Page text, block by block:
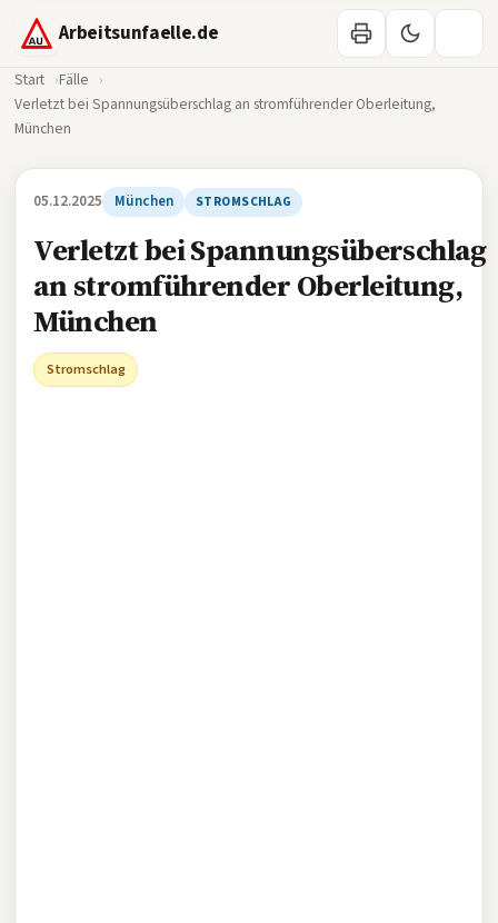
Arbeitsunfaelle.de
Start
Fälle
Verletzt bei Spannungsüberschlag an stromführender Oberleitung,
München
05.12.2025 München STROMSCHLAG
Verletzt bei Spannungsüberschlag
an stromführender Oberleitung,
München
Stromschlag